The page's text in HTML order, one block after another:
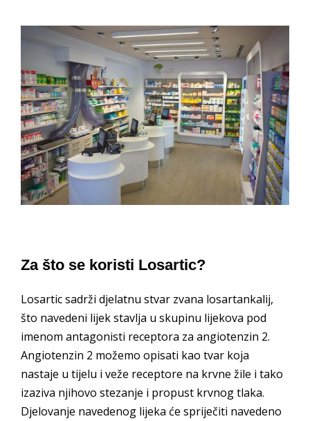
Za što se koristi Losartic?
Losartic sadrži djelatnu stvar zvana losartankalij,
što navedeni lijek stavlja u skupinu lijekova pod
imenom antagonisti receptora za angiotenzin 2.
Angiotenzin 2 možemo opisati kao tvar koja
nastaje u tijelu i veže receptore na krvne žile i tako
izaziva njihovo stezanje i propust krvnog tlaka.
Djelovanje navedenog lijeka će spriječiti navedeno